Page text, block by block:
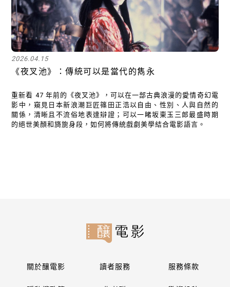
2026.04.15
《夜叉池》：傳統可以是當代的雋永
重新看 47 年前的《夜叉池》，可以在一部古典浪漫的愛情奇幻電
影中，窺見日本新浪潮巨匠篠田正浩以自由、性別、人與自然的
關係，清晰且不流俗地表達辯證；可以一睹坂東玉三郎最盛時期
的絕世美顏和旖旎身段，如何將傳統戲劇美學結合電影語言。
關於釀電影 讀者服務 服務條款
關閉